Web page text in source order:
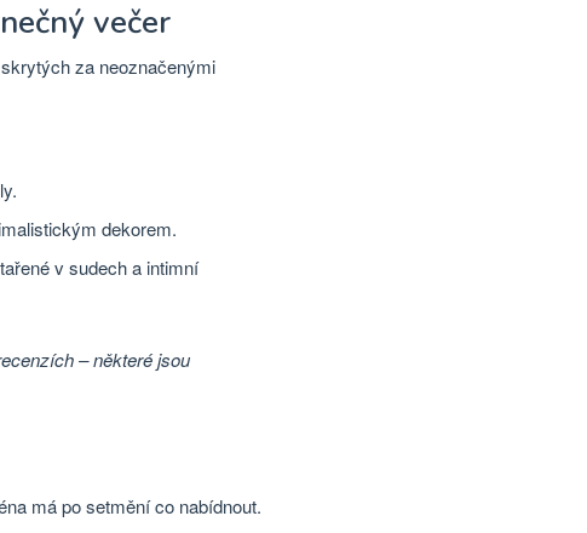
večer
za neoznačenými
dekorem.
v sudech a intimní
– některé jsou
má po setmění co nabídnout.